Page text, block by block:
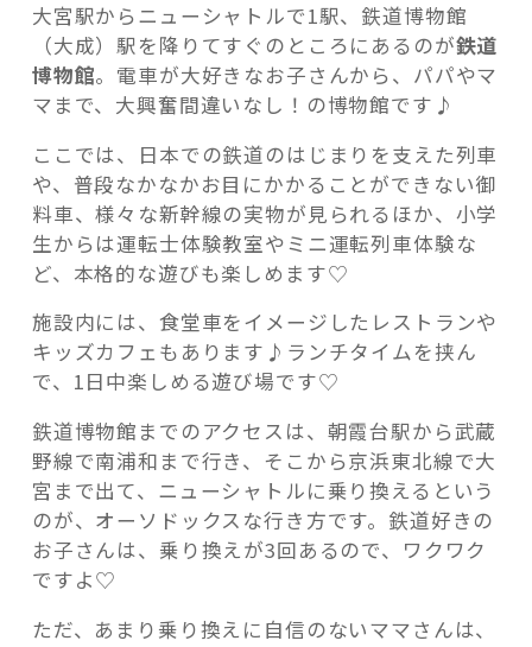
大宮駅からニューシャトルで1駅、鉄道博物館
（大成）駅を降りてすぐのところにあるのが鉄道
博物館。電車が大好きなお子さんから、パパやマ
マまで、大興奮間違いなし！の博物館です♪
ここでは、日本での鉄道のはじまりを支えた列車
や、普段なかなかお目にかかることができない御
料車、様々な新幹線の実物が見られるほか、小学
生からは運転士体験教室やミニ運転列車体験な
ど、本格的な遊びも楽しめます♡
施設内には、食堂車をイメージしたレストランや
キッズカフェもあります♪ランチタイムを挟ん
で、1日中楽しめる遊び場です♡
鉄道博物館までのアクセスは、朝霞台駅から武蔵
野線で南浦和まで行き、そこから京浜東北線で大
宮まで出て、ニューシャトルに乗り換えるという
のが、オーソドックスな行き方です。鉄道好きの
お子さんは、乗り換えが3回あるので、ワクワク
ですよ♡
ただ、あまり乗り換えに自信のないママさんは、